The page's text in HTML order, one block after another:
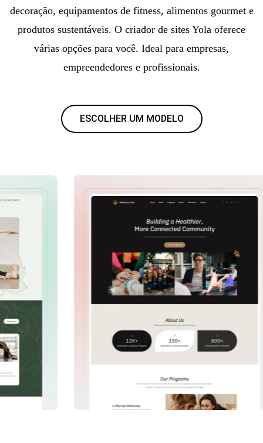
decoração, equipamentos de fitness, alimentos gourmet e
produtos sustentáveis. O criador de sites Yola oferece
várias opções para você. Ideal para empresas,
empreendedores e profissionais.
ESCOLHER UM MODELO